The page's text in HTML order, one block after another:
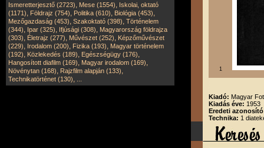
Ismeretterjesztő (2723), Mese (1554), Iskolai, oktató
(1171), Földrajz (754), Politika (610), Biológia (453),
Mezőgazdaság (453), Szakoktató (398), Történelem
(344), Ipar (325), Ifjúsági (308), Magyarország földrajza
(303), Életrajz (277), Művészet (252), Képzőművészet
(229), Irodalom (200), Fizika (193), Magyar történelem
(192), Közlekedés (189), Egészségügy (176),
Hangosított diafilm (169), Magyar irodalom (169),
Növénytan (168), Rajzfilm alapján (133),
Technikatörténet (130),
1
Kiadó: Magyar
Kiadás éve: 1953
Eredeti
Technika: 1